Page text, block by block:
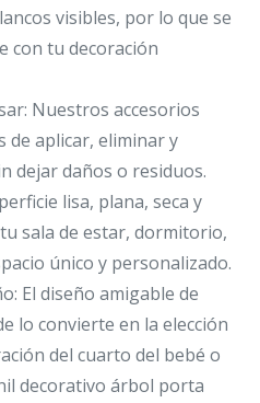
visibles, por lo que se
con tu decoración
Nuestros accesorios
de aplicar, eliminar y
dejar daños o residuos.
lisa, plana, seca y
sala de estar, dormitorio,
único y personalizado.
El diseño amigable de
lo convierte en la elección
del cuarto del bebé o
decorativo árbol porta